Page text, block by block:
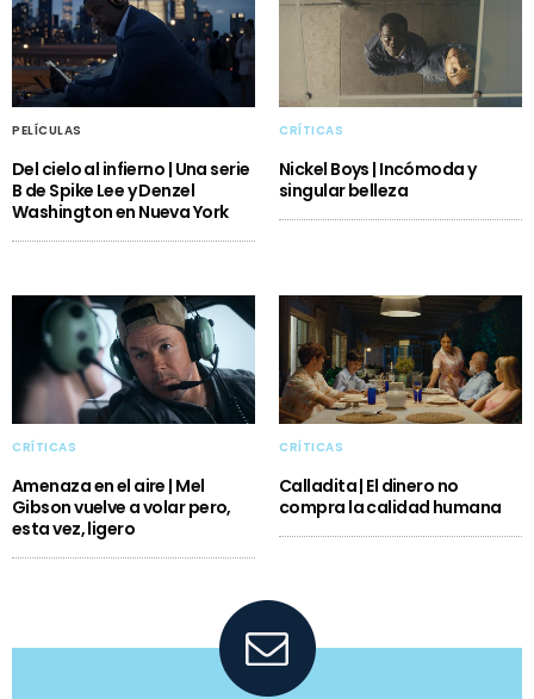
PELÍCULAS
Del cielo al infierno | Una serie
B de Spike Lee y Denzel
Washington en Nueva York
CRÍTICAS
Nickel Boys | Incómoda y
singular belleza
CRÍTICAS
Amenaza en el aire | Mel
Gibson vuelve a volar pero,
esta vez, ligero
CRÍTICAS
Calladita | El dinero no
compra la calidad humana